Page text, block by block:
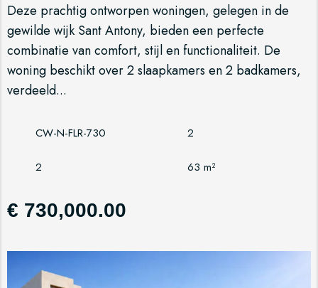
Deze prachtig ontworpen woningen, gelegen in de
gewilde wijk Sant Antony, bieden een perfecte
combinatie van comfort, stijl en functionaliteit. De
woning beschikt over 2 slaapkamers en 2 badkamers,
verdeeld...
CW-N-FLR-730 2
2 63 m²
€ 730,000.00